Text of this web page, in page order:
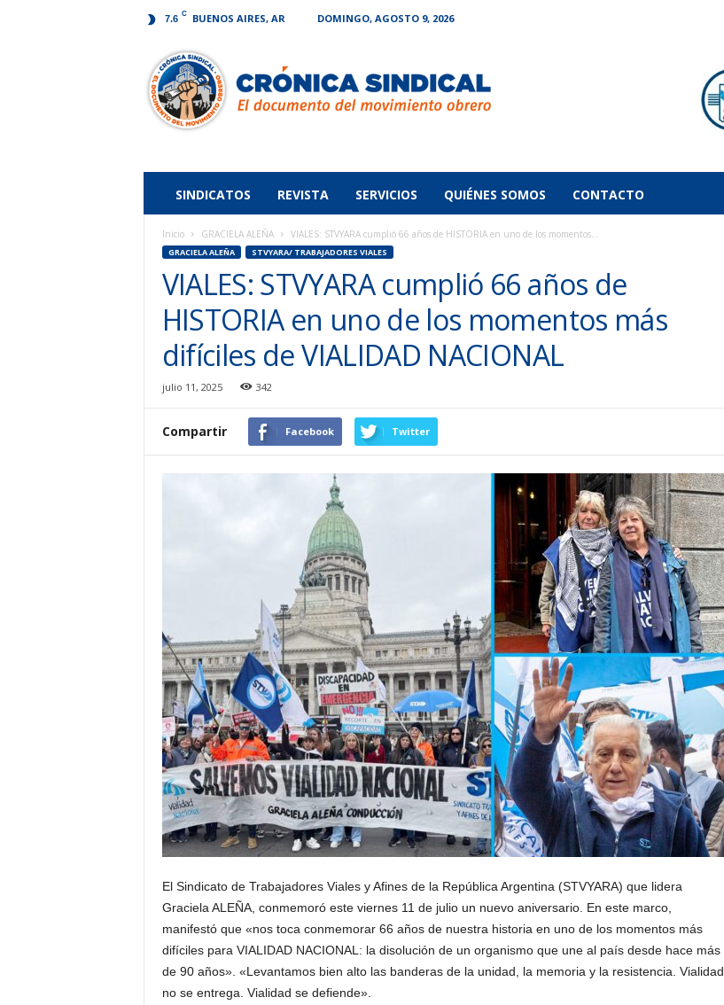
7.6 C BUENOS AIRES, AR DOMINGO, AGOSTO 9, 2026
Sindical
SINDICATOS REVISTA SERVICIOS QUIÉNES SOMOS CONTACTO
Inicio GRACIELA ALEÑA VIALES: STVYARA cumplió 66 años de HISTORIA en uno de los momentos...
GRACIELA ALEÑA STVYARA/ TRABAJADORES VIALES
VIALES: STVYARA cumplió 66 años de
HISTORIA en uno de los momentos más
difíciles de VIALIDAD NACIONAL
julio 11, 2025 342
Compartir Facebook Twitter
El Sindicato de Trabajadores Viales y Afines de la República Argentina (STVYARA) que lidera
Graciela ALEÑA, conmemoró este viernes 11 de julio un nuevo aniversario. En este marco,
manifestó que «nos toca conmemorar 66 años de nuestra historia en uno de los momentos más
difíciles para VIALIDAD NACIONAL: la disolución de un organismo que une al país desde hace más
de 90 años». «Levantamos bien alto las banderas de la unidad, la memoria y la resistencia. Vialidad
no se entrega. Vialidad se defiende».